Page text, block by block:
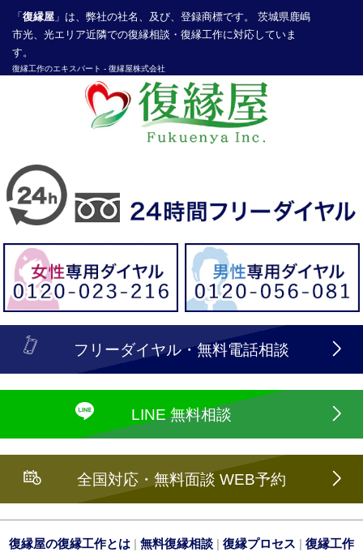
「 復縁屋 」は、弊社の社名、及び、登録商標です。 茨城県鹿嶋
市光、光エリア近隣での復縁相談・復縁工作に対応していま
す。
復縁工作のエキスパート - 復縁屋株式会社
探偵業届出登録番号30210286号
フリーダイヤル・無料電話相談
LINE 無料相談
全国対応・無料面談 WEB予約
復縁屋の復縁工作とは | 無料復縁相談 | 復縁プロセス | 復縁工作